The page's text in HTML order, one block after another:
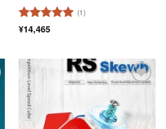
5段階中
(1)
¥14,465